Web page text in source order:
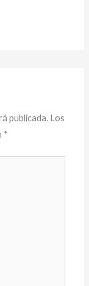
publicada. Los
*